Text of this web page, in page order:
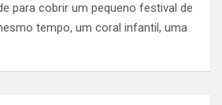
para cobrir um pequeno festival de
tempo, um coral infantil, uma